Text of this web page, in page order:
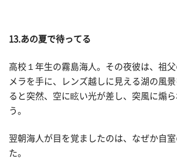
13.あの夏で待ってる
高校１年生の霧島海人。その夜彼は、祖
メラを手に、レンズ越しに見える湖の風
ると突然、空に眩い光が差し、突風に煽
う。
翌朝海人が目を覚ましたのは、なぜか自
た。